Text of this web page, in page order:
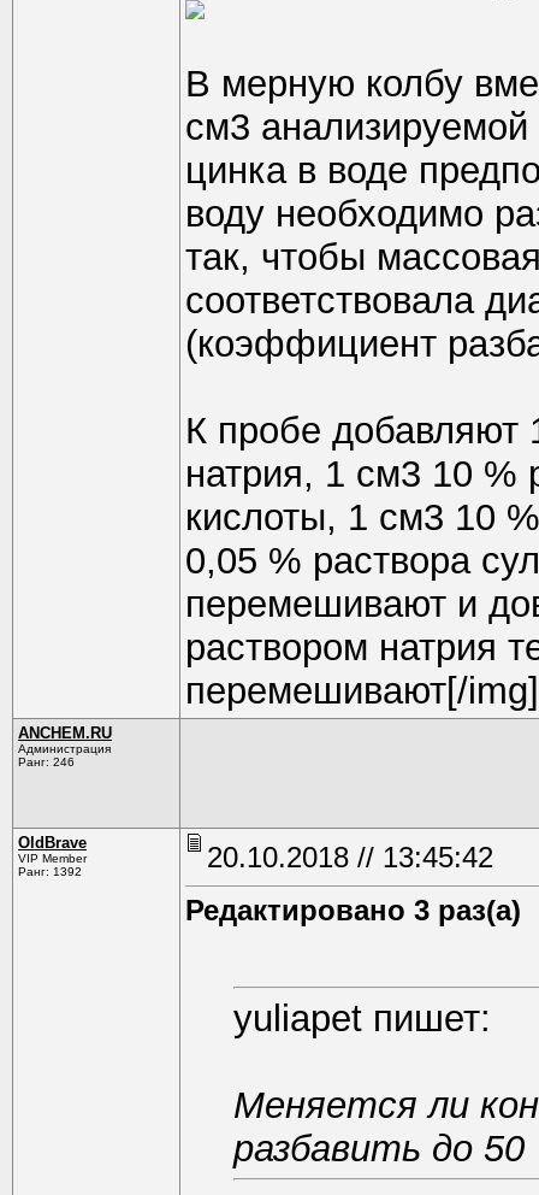
В мерную колбу
см3
цинка в воде
воду необходимо
так, чтобы
соответствовала
(коэффициент
К пробе добавляют
натрия, 1 см3 10 %
кислоты, 1 см3 10
0,05 % раствора
перемешивают и
раствором натрия
перемешивают[/img]
ANCHEM.RU
Администрация
Ранг: 246
OldBrave
VIP Member
Ранг: 1392
20.10.2018 // 13:45:42
Редактировано 3 раз(а)
yuliapet пишет:
Меняется ли
разбавить до 50